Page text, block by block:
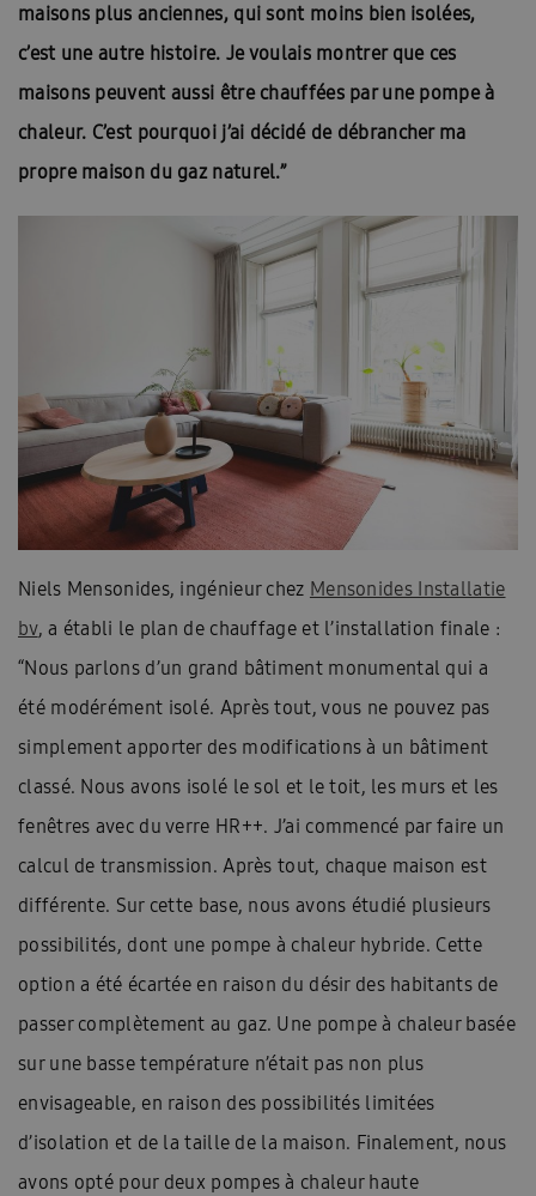
maisons plus anciennes, qui sont moins bien isolées,
c’est une autre histoire. Je voulais montrer que ces
maisons peuvent aussi être chauffées par une pompe à
chaleur. C’est pourquoi j’ai décidé de débrancher ma
propre maison du gaz naturel.”
Niels Mensonides, ingénieur chez Mensonides Installatie
bv, a établi le plan de chauffage et l’installation finale :
“Nous parlons d’un grand bâtiment monumental qui a
été modérément isolé. Après tout, vous ne pouvez pas
simplement apporter des modifications à un bâtiment
classé. Nous avons isolé le sol et le toit, les murs et les
fenêtres avec du verre HR++. J’ai commencé par faire un
calcul de transmission. Après tout, chaque maison est
différente. Sur cette base, nous avons étudié plusieurs
possibilités, dont une pompe à chaleur hybride. Cette
option a été écartée en raison du désir des habitants de
passer complètement au gaz. Une pompe à chaleur basée
sur une basse température n’était pas non plus
envisageable, en raison des possibilités limitées
d’isolation et de la taille de la maison. Finalement, nous
avons opté pour deux pompes à chaleur haute